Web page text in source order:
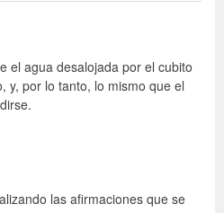
el agua desalojada por el cubito
y, por lo tanto, lo mismo que el
las afirmaciones que se